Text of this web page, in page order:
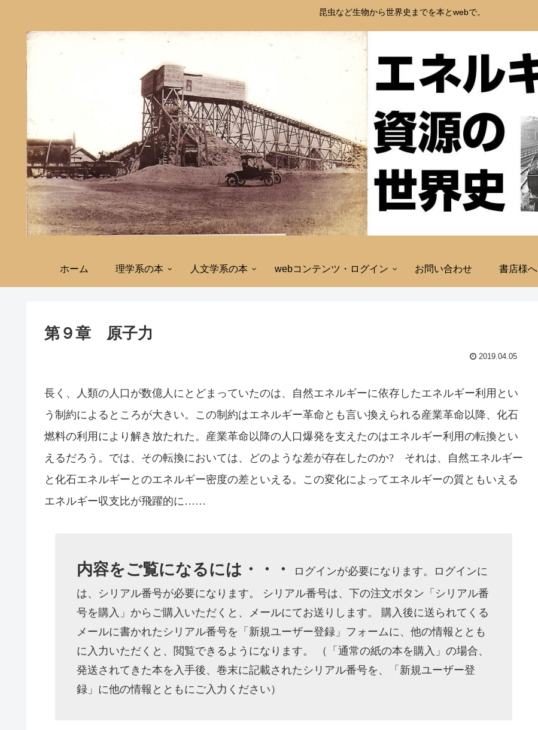
昆虫など生物から世界史までを本とwebで。
ホーム 理学系の本 人文学系の本 webコンテンツ・ログイン お問い合わせ 書店様へ
第９章 原子力
2019.04.05
長く、人類の人口が数億人にとどまっていたのは、自然エネルギーに依存したエネルギー利用とい
う制約によるところが大きい。この制約はエネルギー革命とも言い換えられる産業革命以降、化石
燃料の利用により解き放たれた。産業革命以降の人口爆発を支えたのはエネルギー利用の転換とい
えるだろう。では、その転換においては、どのような差が存在したのか? それは、自然エネルギー
と化石エネルギーとのエネルギー密度の差といえる。この変化によってエネルギーの質ともいえる
エネルギー収支比が飛躍的に……
内容をご覧になるには・・・
ログインが必要になります。ログインに
は、シリアル番号が必要になります。 シリアル番号は、下の注文ボタン「シリアル番
号を購入」からご購入いただくと、メールにてお送りします。 購入後に送られてくる
メールに書かれたシリアル番号を「新規ユーザー登録」フォームに、他の情報ととも
に入力いただくと、閲覧できるようになります。 （「通常の紙の本を購入」の場合、
発送されてきた本を入手後、巻末に記載されたシリアル番号を、「新規ユーザー登
録」に他の情報とともにご入力ください）